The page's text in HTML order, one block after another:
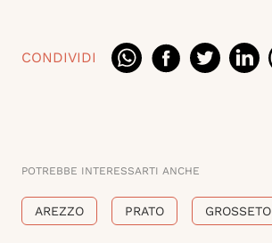
CONDIVIDI
POTREBBE INTERESSARTI ANCHE
AREZZO PRATO GROSSETO